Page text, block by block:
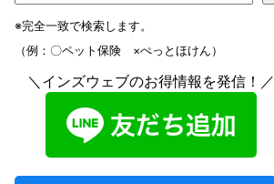
※完全一致で検索します。
（例：〇ペット保険 ×ぺっとほけん）
＼インズウェブのお得情報を発信！／